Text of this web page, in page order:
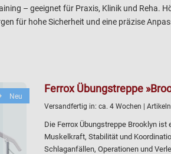
– geeignet für Praxis, Klinik und Reha.
für hohe Sicherheit und eine präzise
Neu
Ferrox Übungstreppe
Versandfertig in: ca. 4 Wochen |
Die Ferrox Übungstreppe Brooklyn
Muskelkraft, Stabilität und
Schlaganfällen, Operationen und